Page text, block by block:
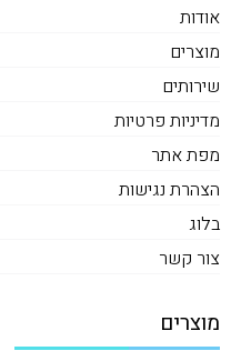
אודות
מוצרים
שירותים
מדיניות פרטיות
מפת אתר
הצהרת נגישות
בלוג
צור קשר
מוצרים